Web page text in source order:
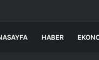
HABER